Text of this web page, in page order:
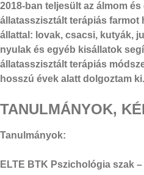
2018-ban teljesült az álmom
állatasszisztált terápiás
állattal: lovak, csacsi, kutyák,
nyulak és egyéb kisállatok
állatasszisztált terápiás
hosszú évek alatt dolgoztam ki.
TANULMÁNYOK,
Tanulmányok:
ELTE BTK Pszichológia szak